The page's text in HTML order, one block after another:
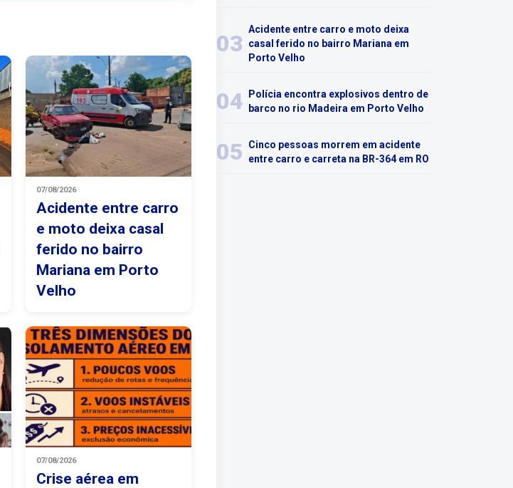
07/08/2026
Acidente entre carro
e moto deixa casal
ferido no bairro
Mariana em Porto
Velho
07/08/2026
Crise aérea em
03
Acidente entre carro e moto deixa
casal ferido no bairro Mariana em
Porto Velho
04
Polícia encontra explosivos dentro de
barco no rio Madeira em Porto Velho
05
Cinco pessoas morrem em acidente
entre carro e carreta na BR-364 em RO